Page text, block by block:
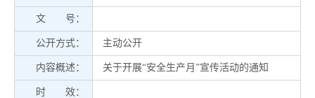
文 号：
公开方式： 主动公开
内容概述： 关于开展“安全生产月”宣传活动的通知
时 效：